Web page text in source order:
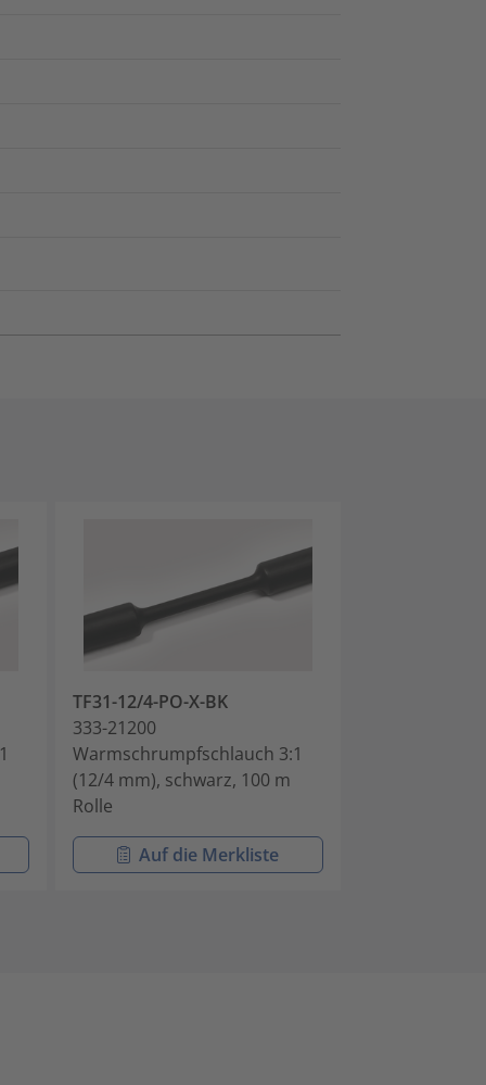
TF31-12/4-PO-X-BK
333-21200
Warmschrumpfschlauch 3:1
(12/4 mm), schwarz, 100 m
Rolle
Auf die Merkliste